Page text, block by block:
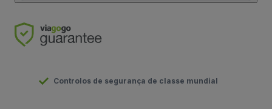
Controlos de segurança de classe mundial